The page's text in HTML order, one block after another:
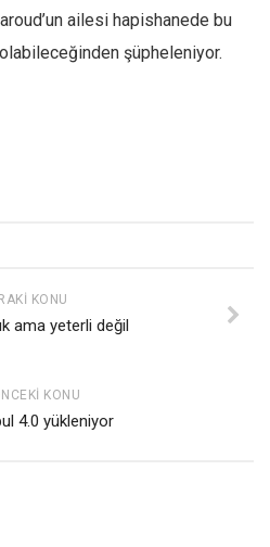
ailesi hapishanede bu
şüpheleniyor.
KONU
ama yeterli değil
KONU
4.0 yükleniyor